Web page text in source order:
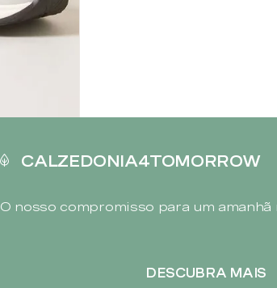
CALZEDONIA4TOMORROW
O nosso compromisso para um
DESCUBRA MAIS